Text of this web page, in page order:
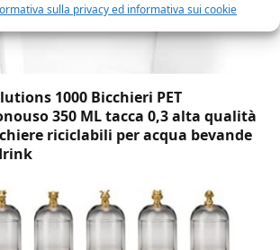
sulla privacy ed informativa sui cookie
1000 Bicchieri PET
350 ML tacca 0,3 alta qualità
riciclabili per acqua bevande